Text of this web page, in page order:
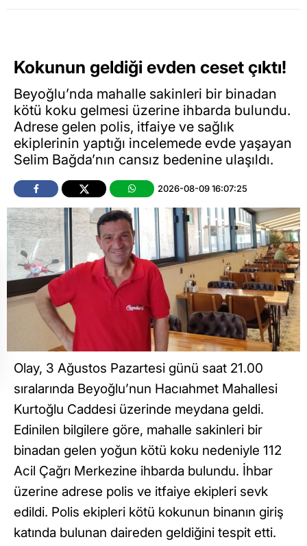
Kokunun geldiği evden ceset çıktı!
Beyoğlu’nda mahalle sakinleri bir binadan
kötü koku gelmesi üzerine ihbarda bulundu.
Adrese gelen polis, itfaiye ve sağlık
ekiplerinin yaptığı incelemede evde yaşayan
Selim Bağda’nın cansız bedenine ulaşıldı.
2026-08-09 16:07:25
Olay, 3 Ağustos Pazartesi günü saat 21.00
sıralarında Beyoğlu’nun Hacıahmet Mahallesi
Kurtoğlu Caddesi üzerinde meydana geldi.
Edinilen bilgilere göre, mahalle sakinleri bir
binadan gelen yoğun kötü koku nedeniyle 112
Acil Çağrı Merkezine ihbarda bulundu. İhbar
üzerine adrese polis ve itfaiye ekipleri sevk
edildi. Polis ekipleri kötü kokunun binanın giriş
katında bulunan daireden geldiğini tespit etti.